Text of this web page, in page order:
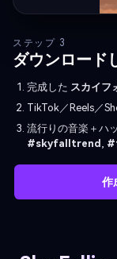
ステップ 3
ダウンロード
完成した スカイフ
TikTok／Reels／
流行りの音楽＋ハ
#skyfalltrend
作